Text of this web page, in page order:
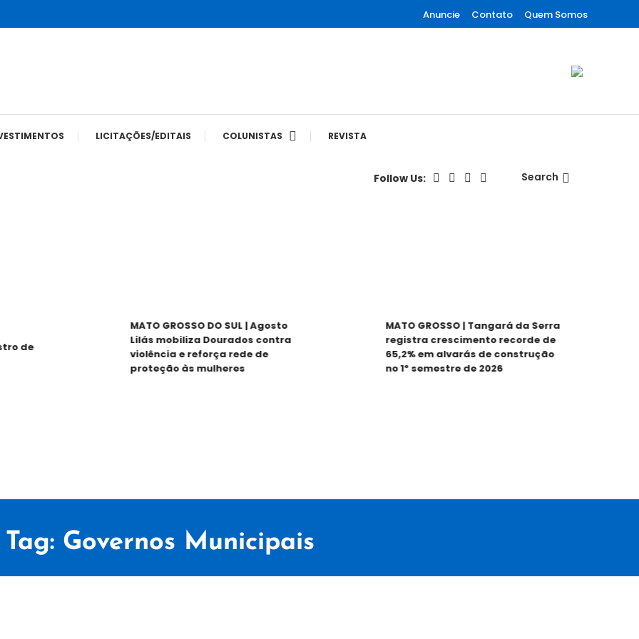
Anuncie Contato Quem Somos
LICITAÇÕES/EDITAIS COLUNISTAS REVISTA
Follow Us: Search
de
MATO GROSSO DO SUL | Agosto
Lilás mobiliza Dourados contra
violência e reforça rede de
proteção às mulheres
MATO GROSSO | Tangará da Serra
registra crescimento recorde de
65,2% em alvarás de construção
no 1º semestre de 2026
Tag: Governos Municipais